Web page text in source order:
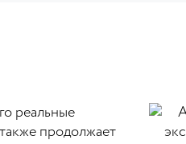
реальные
продолжает